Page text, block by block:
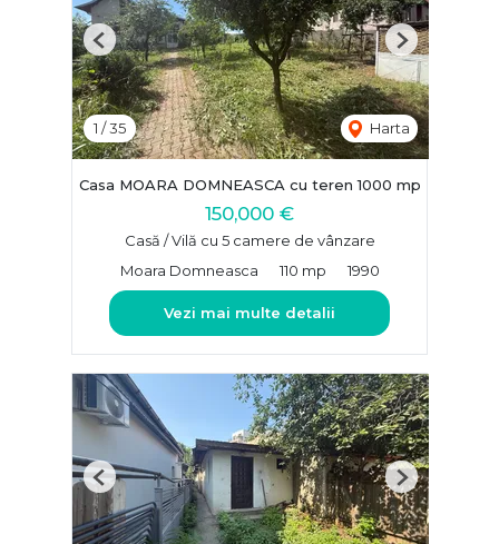
1 /35 Harta
Previous Next
Casa MOARA DOMNEASCA cu teren 1000 mp
150,000 €
Casă / Vilă cu 5 camere de vânzare
Moara Domneasca
110 mp 1990
Vezi mai multe detalii
Previous Next